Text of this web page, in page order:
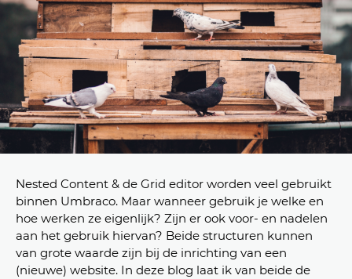
Nested Content & de Grid editor worden veel gebruikt
binnen Umbraco. Maar wanneer gebruik je welke en
hoe werken ze eigenlijk? Zijn er ook voor- en nadelen
aan het gebruik hiervan? Beide structuren kunnen
van grote waarde zijn bij de inrichting van een
(nieuwe) website. In deze blog laat ik van beide de